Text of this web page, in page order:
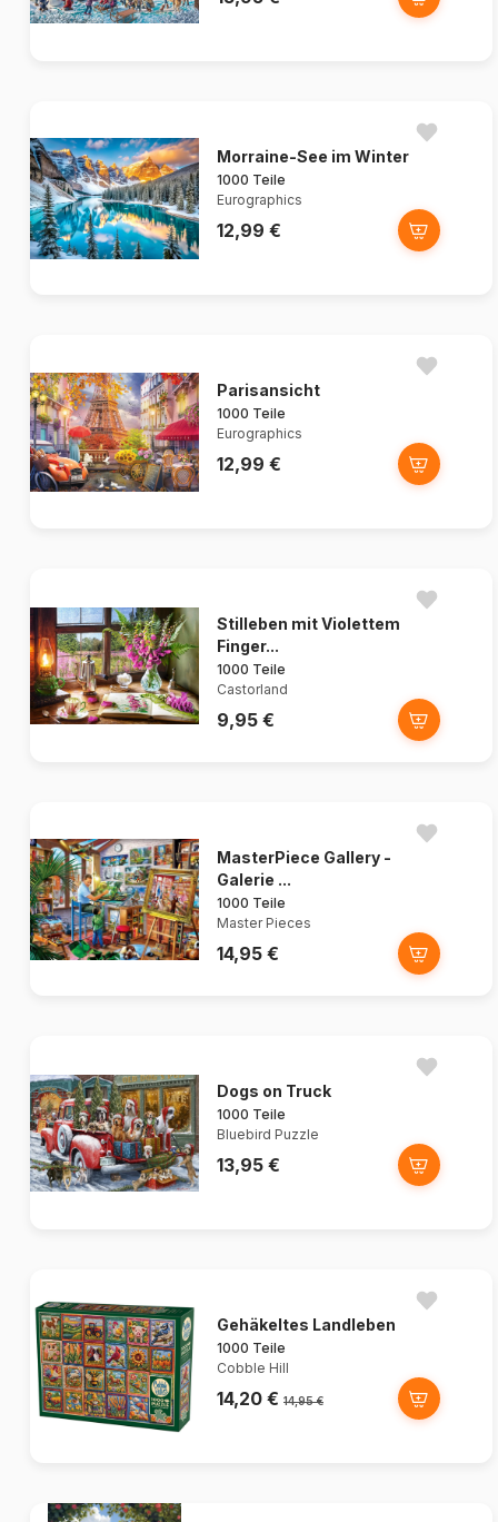
Morraine-See im Winter
1000 Teile
Eurographics
12,99 €
Parisansicht
1000 Teile
Eurographics
12,99 €
Stilleben mit Violettem
Finger...
1000 Teile
Castorland
9,95 €
MasterPiece Gallery -
Galerie ...
1000 Teile
Master Pieces
14,95 €
Dogs on Truck
1000 Teile
Bluebird Puzzle
13,95 €
Gehäkeltes Landleben
1000 Teile
Cobble Hill
14,20 € 14,95 €